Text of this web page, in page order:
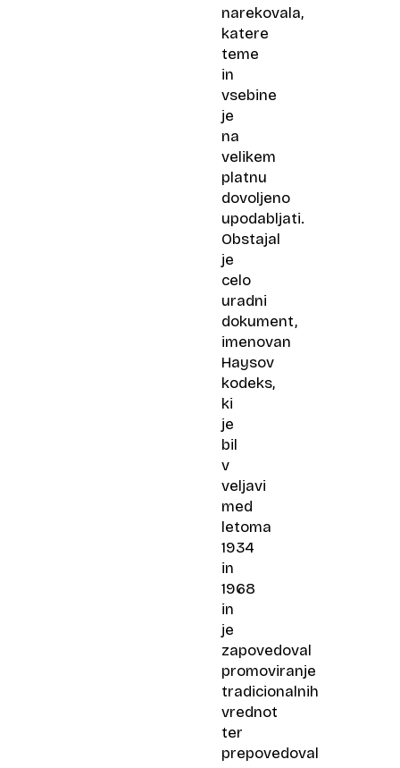
narekovala,
katere
teme
in
vsebine
je
na
velikem
platnu
dovoljeno
upodabljati.
Obstajal
je
celo
uradni
dokument,
imenovan
Haysov
kodeks,
ki
je
bil
v
veljavi
med
letoma
1934
in
1968
in
je
zapovedoval
promoviranje
tradicionalnih
vrednot
ter
prepovedoval